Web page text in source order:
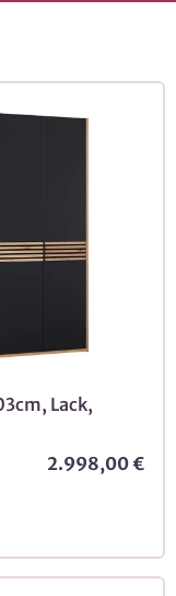
Lack,
2.998,00 €